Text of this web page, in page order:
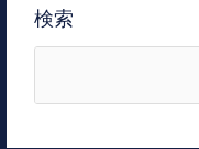
検索